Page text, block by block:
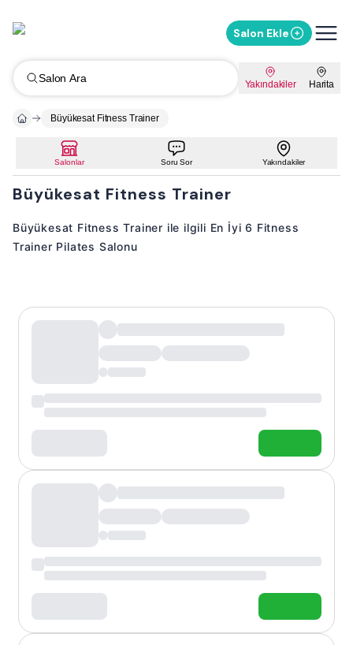
Salon Ekle
Salon Ara Yakındakiler Harita
Büyükesat Fitness Trainer
Salonlar Soru Sor Yakındakiler
Büyükesat Fitness Trainer
Büyükesat Fitness Trainer ile ilgili En İyi 6 Fitness
Trainer Pilates Salonu